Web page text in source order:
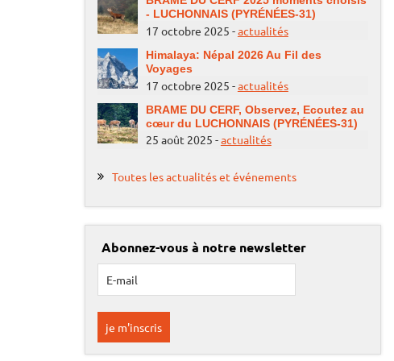
- LUCHONNAIS (PYRÉNÉES-31)
17 octobre 2025 -actualités
Himalaya: Népal 2026 Au Fil des
Voyages
17 octobre 2025 -actualités
BRAME DU CERF, Observez, Ecoutez au
cœur du LUCHONNAIS (PYRÉNÉES-31)
25 août 2025 -actualités
Toutes les actualités et événements
Abonnez-vous à notre newsletter